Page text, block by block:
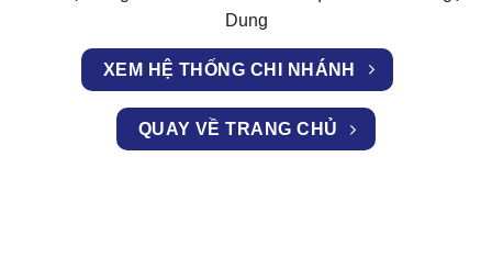
Dung
XEM HỆ THỐNG CHI NHÁNH
QUAY VỀ TRANG CHỦ